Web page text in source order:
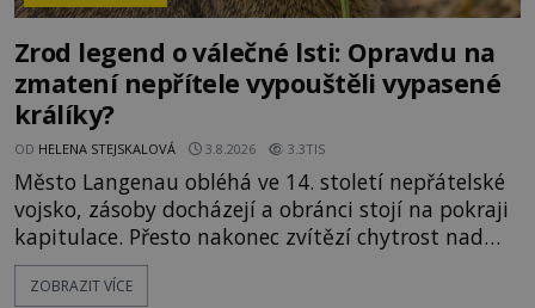
Zrod legend o válečné lsti: Opravdu na
zmatení nepřítele vypouštěli vypasené
králíky?
OD HELENA STEJSKALOVÁ 3.8.2026 3.3TIS
Město Langenau obléhá ve 14. století nepřátelské
vojsko, zásoby docházejí a obránci stojí na pokraji
kapitulace. Přesto nakonec zvítězí chytrost nad
hrubou silou. Podle staré německé legendy vypustí
obyvatelé za hradby dobře živeného králíka, aby
ZOBRAZIT VÍCE